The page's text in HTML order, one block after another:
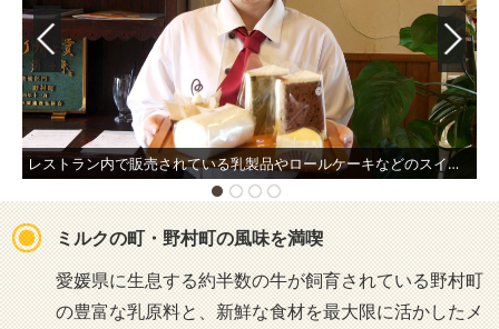
レストラン内で販売されている乳製品やロールケーキなどのスイーツは、酪農が盛んなこの地域ならではの商品。
ミルクの町・野村町の風味を満喫
愛媛県に生息する約半数の牛が飼育されている野村町
の豊富な乳原料と、新鮮な食材を最大限に活かしたメ